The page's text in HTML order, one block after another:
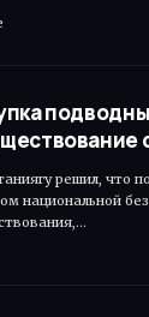
решил, что
национальной